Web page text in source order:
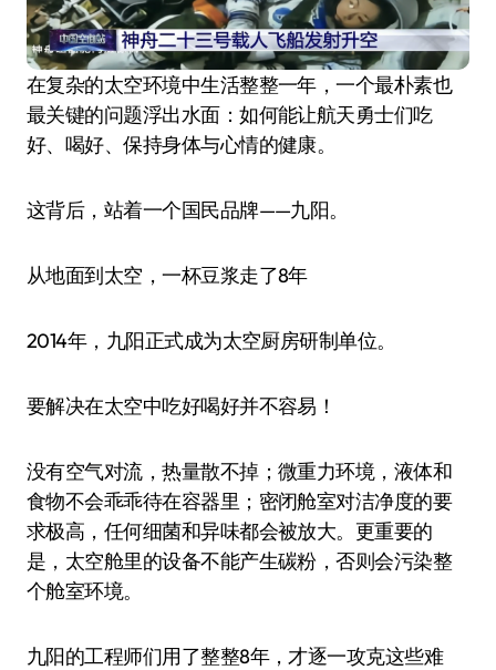
在复杂的太空环境中生活整整一年，一个最朴素也
最关键的问题浮出水面：如何能让航天勇士们吃
好、喝好、保持身体与心情的健康。
这背后，站着一个国民品牌——九阳。
从地面到太空，一杯豆浆走了8年
2014年，九阳正式成为太空厨房研制单位。
要解决在太空中吃好喝好并不容易！
没有空气对流，热量散不掉；微重力环境，液体和
食物不会乖乖待在容器里；密闭舱室对洁净度的要
求极高，任何细菌和异味都会被放大。更重要的
是，太空舱里的设备不能产生碳粉，否则会污染整
个舱室环境。
九阳的工程师们用了整整8年，才逐一攻克这些难